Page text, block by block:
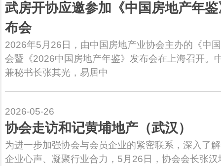
武房开协应邀参加《中国房地产年
布会
2026年5月26日，由中国房地产业协会主办的《中
会暨《2026中国房地产年鉴》发布会在上海召开。
兼秘书长张其光，易居中
2026-05-26
协会走访和记黄埔地产（武汉）
为进一步加强协会与会员企业的紧密联系，深入了
企业心声、凝聚行业合力，5月26日，协会会长张